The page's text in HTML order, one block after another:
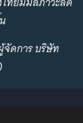
ดการ บริษัท